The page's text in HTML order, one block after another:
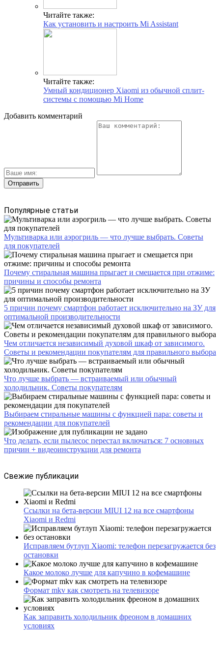
Читайте также:
Как установить и настроить Mi Assistant
Читайте также:
Умный кондиционер Xiaomi из обычной сплит-
системы с помощью Mi Home
Добавить комментарий
Популярные статьи
Мультиварка или аэрогриль — что лучше выбрать. Советы
для покупателей
Почему стиральная машина прыгает и смещается при отжиме:
причины и способы ремонта
5 причин почему смартфон работает исключительно на ЗУ для
оптимальной производительности
Чем отличается независимый духовой шкаф от зависимого.
Советы и рекомендации покупателям для правильного выбора
Что лучше выбрать — встраиваемый или обычный
холодильник. Советы покупателям
Выбираем стиральные машины с функцией пара: советы и
рекомендации для покупателей
Что делать, если пылесос перестал включаться: 7 основных
причин + видеоинструкции для ремонта
Свежие публикации
Ссылки на бета-версии MIUI 12 на все смартфоны
Xiaomi и Redmi
Исправляем бутлуп Xiaomi: телефон перезагружается без
остановки
Какое молоко лучше для капучино в кофемашине
Формат mkv как смотреть на телевизоре
Как заправить холодильник фреоном в домашних
условиях